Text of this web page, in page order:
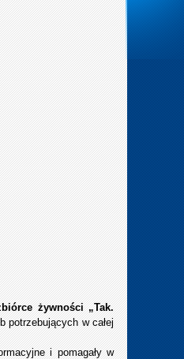
żywności „Tak.
potrzebujących w całej
i pomagały w